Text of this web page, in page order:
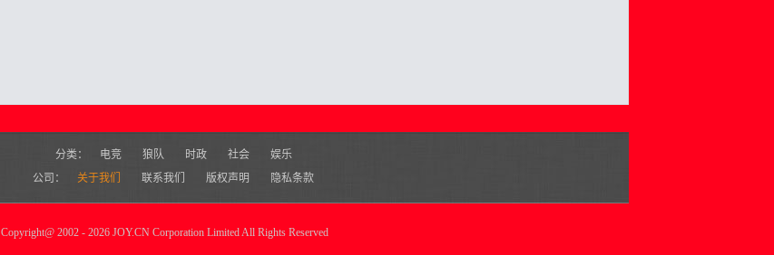
分类： 电竞 狼队 时政 社会
娱乐
公司：
关于我们 联系我们 版权声明 隐私条款
Copyright@2002 - 2026 JOY.CN Corporation Limited All Rights Reserved